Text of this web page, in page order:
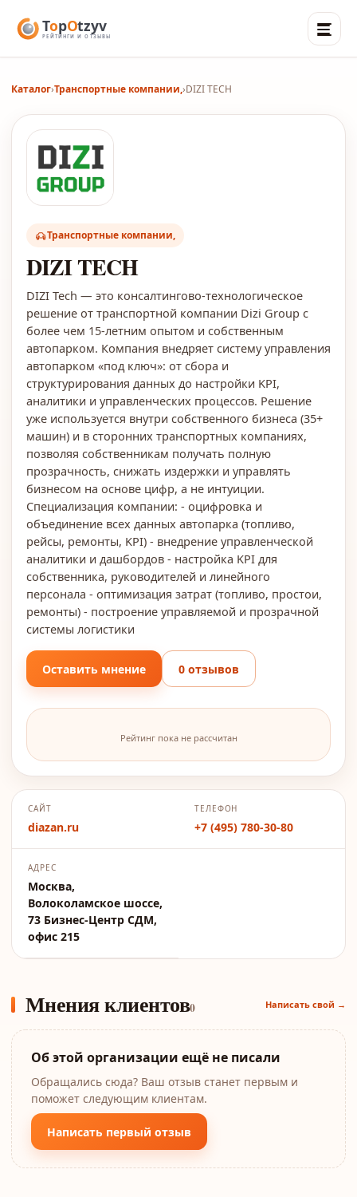
Каталог›Транспортные компании,›DIZI TECH
Транспортные компании,
DIZI TECH
DIZI Tech — это консалтингово-технологическое
решение от транспортной компании Dizi Group с
более чем 15-летним опытом и собственным
автопарком. Компания внедряет систему управления
автопарком «под ключ»: от сбора и
структурирования данных до настройки KPI,
аналитики и управленческих процессов. Решение
уже используется внутри собственного бизнеса (35+
машин) и в сторонних транспортных компаниях,
позволяя собственникам получать полную
прозрачность, снижать издержки и управлять
бизнесом на основе цифр, а не интуиции.
Специализация компании: - оцифровка и
объединение всех данных автопарка (топливо,
рейсы, ремонты, KPI) - внедрение управленческой
аналитики и дашбордов - настройка KPI для
собственника, руководителей и линейного
персонала - оптимизация затрат (топливо, простои,
ремонты) - построение управляемой и прозрачной
системы логистики
Оставить мнение 0 отзывов
Рейтинг пока не рассчитан
САЙТ
diazan.ru
ТЕЛЕФОН
+7 (495) 780-30-80
АДРЕС
Москва,
Волоколамское шоссе,
73 Бизнес-Центр СДМ,
офис 215
Мнения клиентов0 Написать свой →
Об этой организации ещё не писали
Обращались сюда? Ваш отзыв станет первым и
поможет следующим клиентам.
Написать первый отзыв